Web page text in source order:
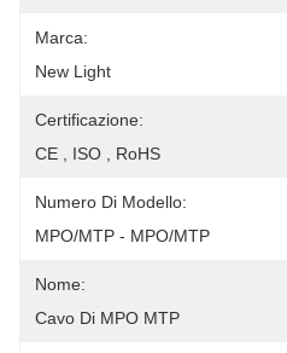
Marca:
New Light
Certificazione:
CE , ISO , RoHS
Numero Di Modello:
MPO/MTP - MPO/MTP
Nome:
Cavo Di MPO MTP